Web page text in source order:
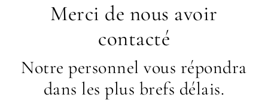
Merci de nous avoir
contacté
Notre personnel vous répondra
dans les plus brefs délais.